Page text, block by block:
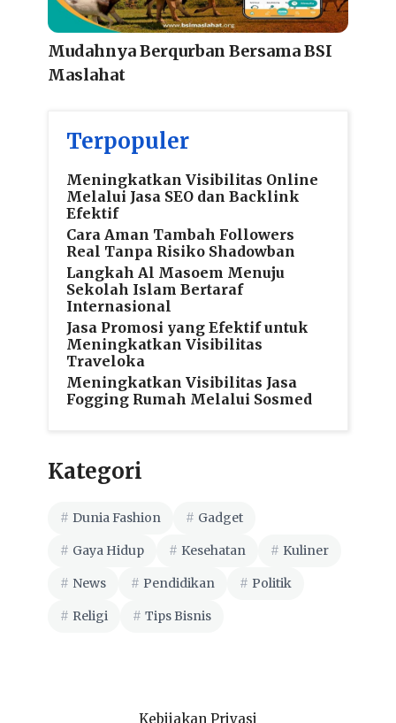
Mudahnya Berqurban Bersama BSI
Maslahat
Terpopuler
Meningkatkan Visibilitas Online
Melalui Jasa SEO dan Backlink
Efektif
Cara Aman Tambah Followers
Real Tanpa Risiko Shadowban
Langkah Al Masoem Menuju
Sekolah Islam Bertaraf
Internasional
Jasa Promosi yang Efektif untuk
Meningkatkan Visibilitas
Traveloka
Meningkatkan Visibilitas Jasa
Fogging Rumah Melalui Sosmed
Kategori
Dunia Fashion Gadget
Gaya Hidup Kesehatan Kuliner
News Pendidikan Politik
Religi Tips Bisnis
Kebijakan Privasi